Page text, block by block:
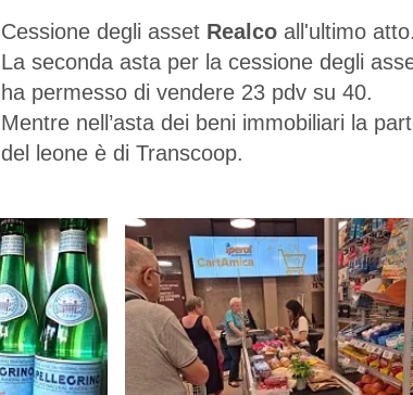
Cessione degli asset Realco all'ultimo atto.
La seconda asta per la cessione degli
ha permesso di vendere 23 pdv su 40.
Mentre nell’asta dei beni immobiliari la
del leone è di Transcoop.